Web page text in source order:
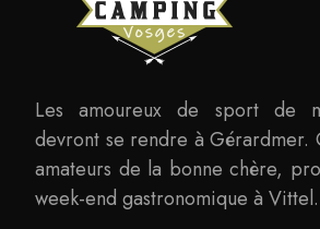
Les amoureux de sport de
devront se rendre à Gérardmer.
amateurs de la bonne chère,
week-end gastronomique à Vittel.